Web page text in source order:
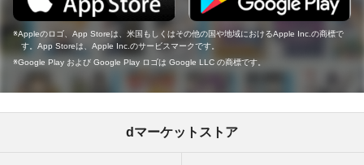
Appleのロゴ、App Storeは、米国もしくはその他の国や地域におけるApple Inc.の商標で
す。App Storeは、Apple Inc.のサービスマークです。
Google Play および Google Play ロゴは Google LLC の商標です。
dマーケットストア